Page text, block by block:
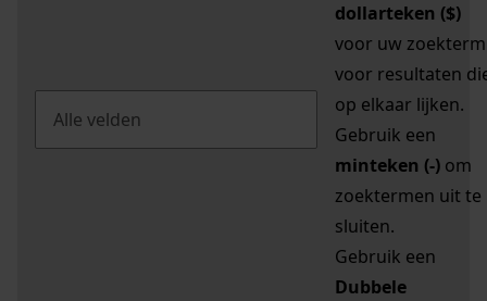
dollarteken ($)
voor uw zoekterm
voor resultaten
op elkaar lijken.
Gebruik een
minteken (-) om
zoektermen uit te
sluiten.
Gebruik een
Dubbele